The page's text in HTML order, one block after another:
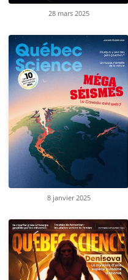
28 mars 2025
8 janvier 2025